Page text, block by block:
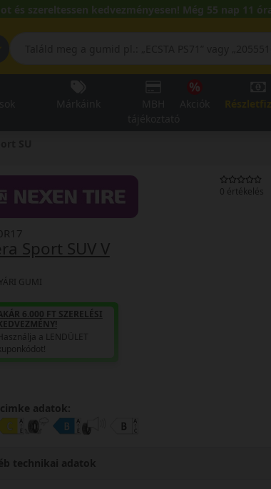
és szereltessen kedvezményesen! Még 55 nap 11
0 értékelés
Sport SUV V
GUMI
6.000 FT SZERELÉSI
a LENDÜLET
cimke adatok:
technikai adatok